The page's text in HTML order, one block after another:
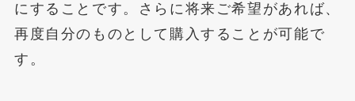
にすることです。さらに将来ご希望があれば、
再度自分のものとして購入することが可能で
す。